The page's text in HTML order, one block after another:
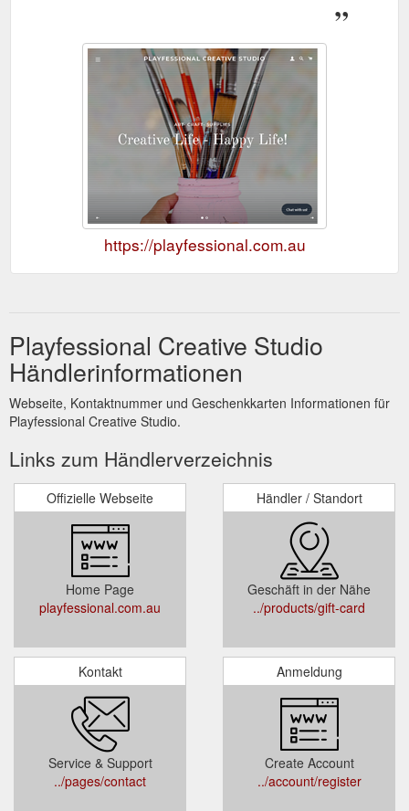
https://playfessional.com.au
Playfessional Creative Studio
Händlerinformationen
Webseite, Kontaktnummer und Geschenkkarten Informationen für
Playfessional Creative Studio.
Links zum Händlerverzeichnis
Offizielle Webseite
Home Page
playfessional.com.au
Händler / Standort
Geschäft in der Nähe
../products/gift-card
Kontakt
Service & Support
../pages/contact
Anmeldung
Create Account
../account/register